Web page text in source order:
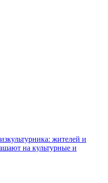
жителей и
на культурные и